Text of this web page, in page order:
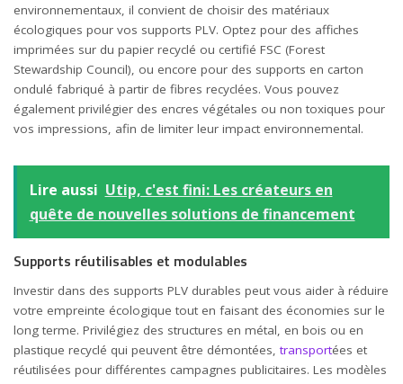
environnementaux, il convient de choisir des matériaux
écologiques pour vos supports PLV. Optez pour des affiches
imprimées sur du papier recyclé ou certifié FSC (Forest
Stewardship Council), ou encore pour des supports en carton
ondulé fabriqué à partir de fibres recyclées. Vous pouvez
également privilégier des encres végétales ou non toxiques pour
vos impressions, afin de limiter leur impact environnemental.
Lire aussi Utip, c'est fini: Les créateurs en
quête de nouvelles solutions de financement
Supports réutilisables et modulables
Investir dans des supports PLV durables peut vous aider à réduire
votre empreinte écologique tout en faisant des économies sur le
long terme. Privilégiez des structures en métal, en bois ou en
plastique recyclé qui peuvent être démontées, transportées et
réutilisées pour différentes campagnes publicitaires. Les modèles